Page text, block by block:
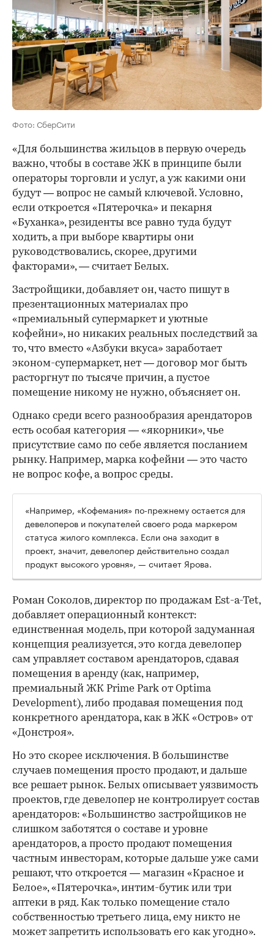
Фото: СберСити
«Для большинства жильцов в первую очередь
важно, чтобы в составе ЖК в принципе были
операторы торговли и услуг, а уж какими они
будут — вопрос не самый ключевой. Условно,
если откроется «Пятерочка» и пекарня
«Буханка», резиденты все равно туда будут
ходить, а при выборе квартиры они
руководствовались, скорее, другими
факторами», — считает Белых.
Застройщики, добавляет он, часто пишут в
презентационных материалах про
«премиальный супермаркет и уютные
кофейни», но никаких реальных последствий за
то, что вместо «Азбуки вкуса» заработает
эконом-супермаркет, нет — договор мог быть
расторгнут по тысяче причин, а пустое
помещение никому не нужно, объясняет он.
Однако среди всего разнообразия арендаторов
есть особая категория — «якорники», чье
присутствие само по себе является посланием
рынку. Например, марка кофейни — это часто
не вопрос кофе, а вопрос среды.
«Например, «Кофемания» по-прежнему остается для
девелоперов и покупателей своего рода маркером
статуса жилого комплекса. Если она заходит в
проект, значит, девелопер действительно создал
продукт высокого уровня», — считает Ярова.
Роман Соколов, директор по продажам Est-a-Tet,
добавляет операционный контекст:
единственная модель, при которой задуманная
концепция реализуется, это когда девелопер
сам управляет составом арендаторов, сдавая
помещения в аренду (как, например,
премиальный ЖК Prime Park от Optima
Development), либо продавая помещения под
конкретного арендатора, как в ЖК «Остров» от
«Донстроя».
Но это скорее исключения. В большинстве
случаев помещения просто продают, и дальше
все решает рынок. Белых описывает уязвимость
проектов, где девелопер не контролирует состав
арендаторов: «Большинство застройщиков не
слишком заботятся о составе и уровне
арендаторов, а просто продают помещения
частным инвесторам, которые дальше уже сами
решают, что откроется — магазин «Красное и
Белое», «Пятерочка», интим-бутик или три
аптеки в ряд. Как только помещение стало
собственностью третьего лица, ему никто не
может запретить использовать его как угодно».